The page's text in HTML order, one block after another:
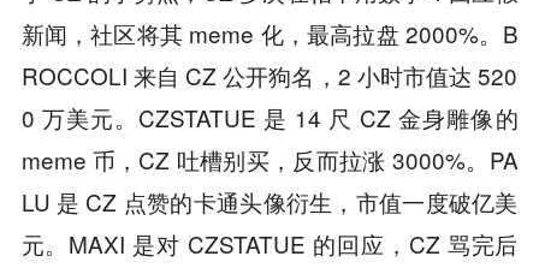
新闻，社区将其 meme 化，最高拉盘 2000%。B
ROCCOLI 来自 CZ 公开狗名，2 小时市值达 520
0 万美元。CZSTATUE 是 14 尺 CZ 金身雕像的
meme 币，CZ 吐槽别买，反而拉涨 3000%。PA
LU 是 CZ 点赞的卡通头像衍生，市值一度破亿美
元。MAXI 是对 CZSTATUE 的回应，CZ 骂完后